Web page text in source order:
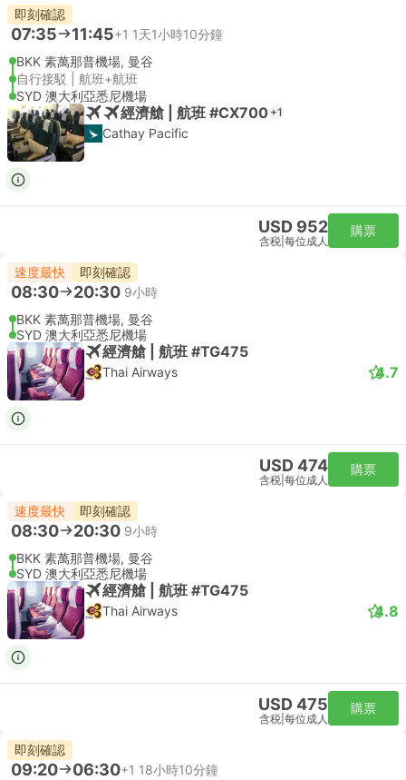
即刻確認
07:35 11:45+1 1天1小時10分鐘
BKK 素萬那普機場, 曼谷
自行接駁 | 航班+航班
SYD 澳大利亞悉尼機場
經濟艙 | 航班 #CX700 +1
Cathay Pacific
USD 952
含税 每位成人
購票
速度最快 即刻確認
08:30 20:30 9小時
BKK 素萬那普機場, 曼谷
SYD 澳大利亞悉尼機場
經濟艙 | 航班 #TG475
Thai Airways 4.7
USD 474
含税 每位成人
購票
速度最快 即刻確認
08:30 20:30 9小時
BKK 素萬那普機場, 曼谷
SYD 澳大利亞悉尼機場
經濟艙 | 航班 #TG475
Thai Airways 4.8
USD 475
含税 每位成人
購票
即刻確認
09:20 06:30+1 18小時10分鐘